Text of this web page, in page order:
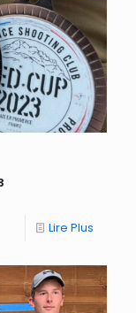
Lire Plus